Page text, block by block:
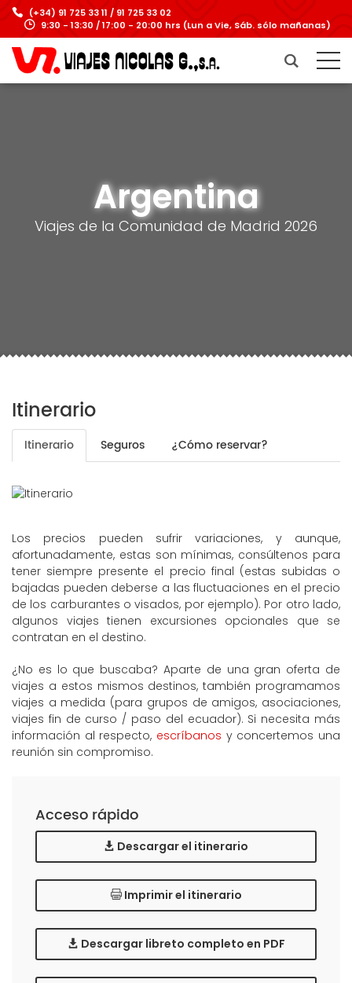
(+34) 91 725 33 11 / 91 725 33 02
9:30 - 13:30 / 17:00 - 20:00 hrs (Lun a Vie, Sáb. sólo mañanas)
Argentina
Viajes de la Comunidad de Madrid 2026
Itinerario
Itinerario Seguros ¿Cómo reservar?
Los precios pueden sufrir variaciones, y aunque,
afortunadamente, estas son mínimas, consúltenos para
tener siempre presente el precio final (estas subidas o
bajadas pueden deberse a las fluctuaciones en el precio
de los carburantes o visados, por ejemplo). Por otro lado,
algunos viajes tienen excursiones opcionales que se
contratan en el destino.
¿No es lo que buscaba? Aparte de una gran oferta de
viajes a estos mismos destinos, también programamos
viajes a medida (para grupos de amigos, asociaciones,
viajes fin de curso / paso del ecuador). Si necesita más
información al respecto, escríbanos y concertemos una
reunión sin compromiso.
Acceso rápido
Descargar el itinerario
Imprimir el itinerario
Descargar libreto completo en PDF